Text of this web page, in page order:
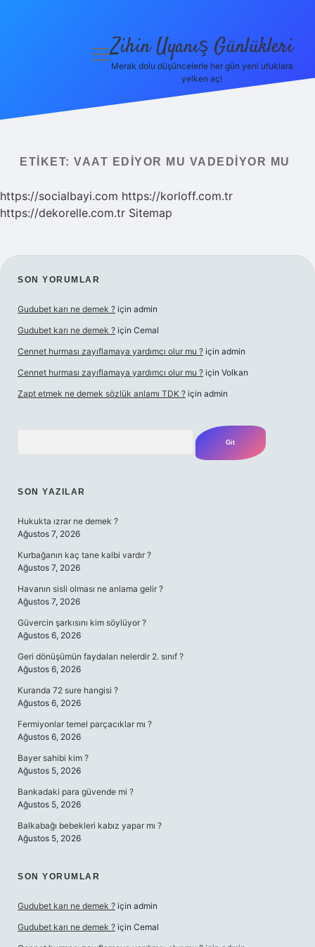
Politikası
menüyü
Zihin Uyanış Günlükleri
Merak dolu düşüncelerle her gün yeni ufuklara
yelken aç!
ETIKET: VAAT EDIYOR MU VADEDIYOR MU
https://socialbayi.com https://korloff.com.tr
https://dekorelle.com.tr Sitemap
SIDEBAR
SON YORUMLAR
Gudubet karı ne demek ? için admin
Gudubet karı ne demek ? için Cemal
Cennet hurması zayıflamaya yardımcı olur mu ? için admin
Cennet hurması zayıflamaya yardımcı olur mu ? için Volkan
Zapt etmek ne demek sözlük anlamı TDK ? için admin
SON YAZILAR
Hukukta ızrar ne demek ?
Ağustos 7, 2026
Kurbağanın kaç tane kalbi vardır ?
Ağustos 7, 2026
Havanın sisli olması ne anlama gelir ?
Ağustos 7, 2026
Güvercin şarkısını kim söylüyor ?
Ağustos 6, 2026
Geri dönüşümün faydaları nelerdir 2. sınıf ?
Ağustos 6, 2026
Kuranda 72 sure hangisi ?
Ağustos 6, 2026
Fermiyonlar temel parçacıklar mı ?
Ağustos 6, 2026
Bayer sahibi kim ?
Ağustos 5, 2026
Bankadaki para güvende mi ?
Ağustos 5, 2026
Balkabağı bebekleri kabız yapar mı ?
Ağustos 5, 2026
SON YORUMLAR
Gudubet karı ne demek ? için admin
Gudubet karı ne demek ? için Cemal